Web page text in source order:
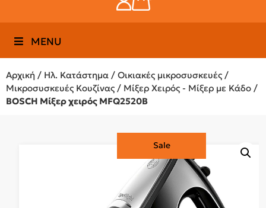
MENU
Αρχική / Ηλ. Κατάστημα / Οικιακές μικροσυσκευές /
Μικροσυσκευές Κουζίνας / Μίξερ Χειρός - Μίξερ με Κάδο /
BOSCH Μίξερ χειρός MFQ2520B
Sale